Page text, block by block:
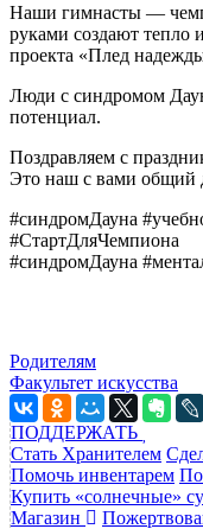
Наши гимнасты —
руками создают тепло
проекта «Плед
Люди с синдромом
потенциал.
Поздравляем с
Это наш с вами общий
#синдромДауна
#СтартДляЧемпиона
#синдромДауна
Родителям
Факультет искусства
ПОДДЕРЖАТЬ
Стать Хранителем
Помочь инвентарем
Купить «солнечные»
Магазин